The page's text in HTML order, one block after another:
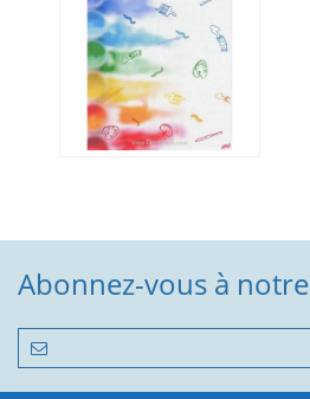
Abonnez-vous à notre